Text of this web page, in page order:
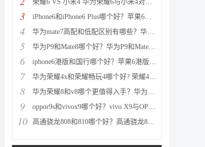
荣耀6 VS 小米4 华为荣耀6与小米4对比评测（详细全面
3 iPhone6和iPhone6 Plus哪个好？苹果6和iPhone6 Plus区
4 华为mate7高配和低配区别有哪些？华为mate7低配(标准
5 华为P9和Mate8哪个好？华为P9和Mate8详细对比评测
6 iphone6港版和国行哪个好？苹果6港版和国行区别对比评
7 华为荣耀4x和荣耀畅玩4哪个好? 荣耀4x和荣耀畅玩4区别
8 华为荣耀8和v8哪个更值得入手？华为荣耀v8和荣耀8全面
9 oppor9s和vivox9哪个好？vivo X9与OPPO R9s区别对比深
10 高通骁龙808和810哪个好？高通骁龙808和810区别对比评